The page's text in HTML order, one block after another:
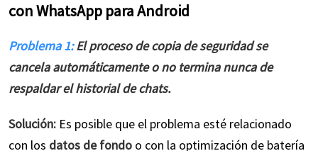
con WhatsApp para Android
Problema 1:El proceso de copia de seguridad se
cancela automáticamente o no termina nunca de
respaldar el historial de chats.
Solución: Es posible que el problema esté relacionado
con los datos de fondo o con la optimización de batería